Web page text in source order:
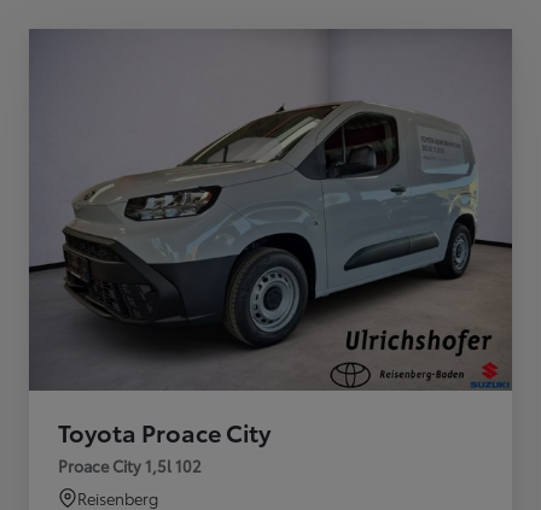
Toyota Proace City
Proace City 1,5l 102
Reisenberg